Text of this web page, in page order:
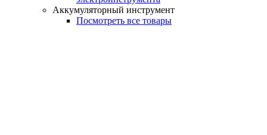
Аккумуляторный инструмент
Посмотреть все товары